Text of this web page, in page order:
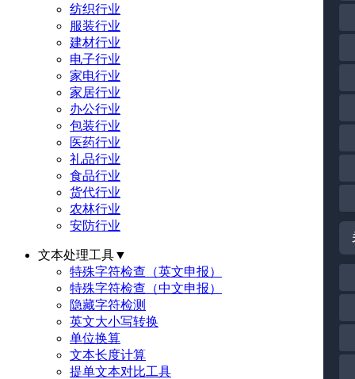
纺织行业
服装行业
建材行业
电子行业
家电行业
家居行业
办公行业
包装行业
医药行业
礼品行业
食品行业
货代行业
农林行业
安防行业
文本处理工具▼
特殊字符检查（英文申报）
特殊字符检查（中文申报）
隐藏字符检测
英文大小写转换
单位换算
文本长度计算
提单文本对比工具